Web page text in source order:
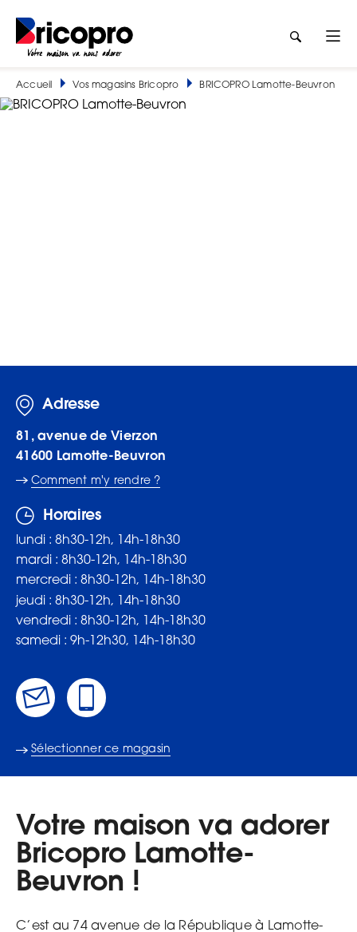
Accueil Vos magasins Bricopro BRICOPRO Lamotte-Beuvron
Adresse
81, avenue de Vierzon
41600 Lamotte-Beuvron
Comment m'y rendre ?
Horaires
lundi : 8h30-12h, 14h-18h30
mardi : 8h30-12h, 14h-18h30
mercredi : 8h30-12h, 14h-18h30
jeudi : 8h30-12h, 14h-18h30
vendredi : 8h30-12h, 14h-18h30
samedi : 9h-12h30, 14h-18h30
Sélectionner ce magasin
Votre maison va adorer
Bricopro Lamotte-
Beuvron !
C’est au 74 avenue de la République à Lamotte-